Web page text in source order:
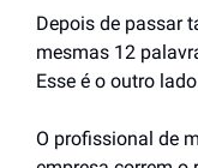
Depois de passar
mesmas 12
Esse é o outro
O profissional de